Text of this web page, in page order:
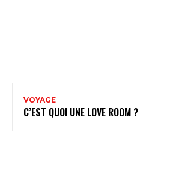
VOYAGE
C’EST QUOI UNE LOVE ROOM ?